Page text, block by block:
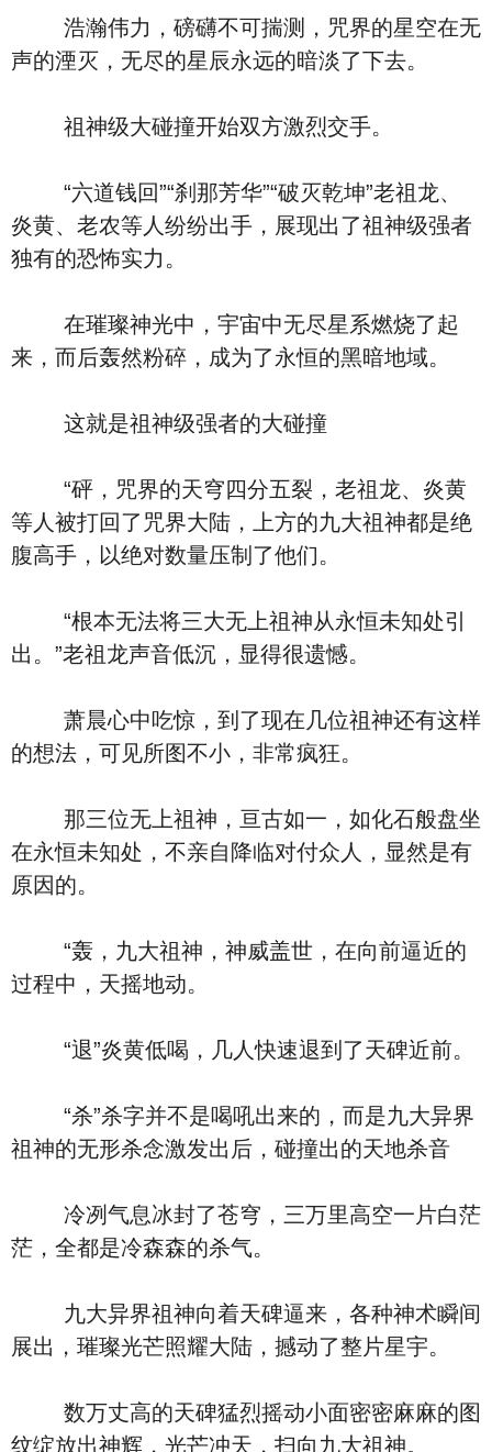
浩瀚伟力，磅礴不可揣测，咒界的星空在无
声的湮灭，无尽的星辰永远的暗淡了下去。
祖神级大碰撞开始双方激烈交手。
“六道钱回”“刹那芳华”“破灭乾坤”老祖龙、
炎黄、老农等人纷纷出手，展现出了祖神级强者
独有的恐怖实力。
在璀璨神光中，宇宙中无尽星系燃烧了起
来，而后轰然粉碎，成为了永恒的黑暗地域。
这就是祖神级强者的大碰撞
“砰，咒界的天穹四分五裂，老祖龙、炎黄
等人被打回了咒界大陆，上方的九大祖神都是绝
腹高手，以绝对数量压制了他们。
“根本无法将三大无上祖神从永恒未知处引
出。”老祖龙声音低沉，显得很遗憾。
萧晨心中吃惊，到了现在几位祖神还有这样
的想法，可见所图不小，非常疯狂。
那三位无上祖神，亘古如一，如化石般盘坐
在永恒未知处，不亲自降临对付众人，显然是有
原因的。
“轰，九大祖神，神威盖世，在向前逼近的
过程中，天摇地动。
“退”炎黄低喝，几人快速退到了天碑近前。
“杀”杀字并不是喝吼出来的，而是九大异界
祖神的无形杀念激发出后，碰撞出的天地杀音
冷冽气息冰封了苍穹，三万里高空一片白茫
茫，全都是冷森森的杀气。
九大异界祖神向着天碑逼来，各种神术瞬间
展出，璀璨光芒照耀大陆，撼动了整片星宇。
数万丈高的天碑猛烈摇动小面密密麻麻的图
纹绽放出神辉，光芒冲天，扫向九大祖神。